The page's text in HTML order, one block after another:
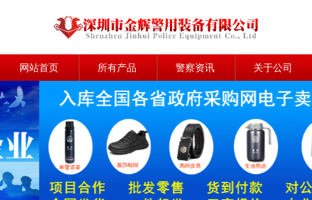
网站首页 所有产品 警察资讯 关于公司